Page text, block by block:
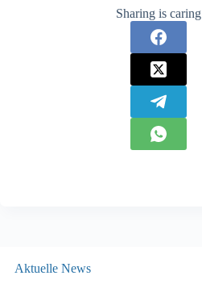
Sharing is caring
Aktuelle News